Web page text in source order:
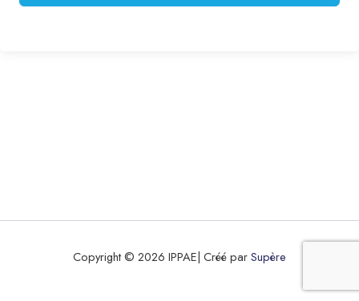
Copyright © 2026 IPPAE| Créé parSupère